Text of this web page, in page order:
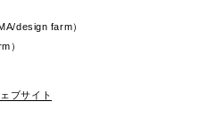
design farm）
）
ブサイト